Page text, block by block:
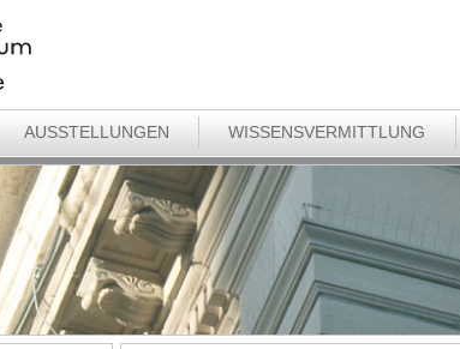
AUSSTELLUNGEN WISSENSVERMITTLUNG